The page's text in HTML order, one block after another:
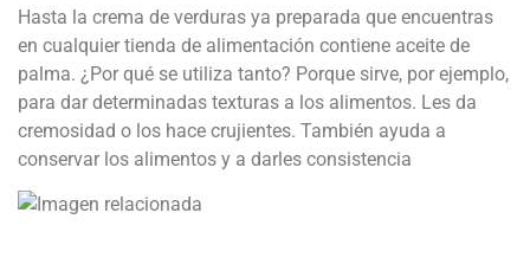
Hasta la crema de verduras ya preparada que encuentras
en cualquier tienda de alimentación contiene aceite de
palma. ¿Por qué se utiliza tanto? Porque sirve, por ejemplo,
para dar determinadas texturas a los alimentos. Les da
cremosidad o los hace crujientes. También ayuda a
conservar los alimentos y a darles consistencia